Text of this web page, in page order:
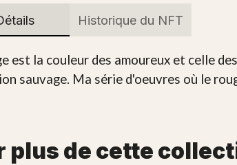
Historique du NFT
est la couleur des amoureux et celle
sauvage. Ma série d'oeuvres où le
plus de cette